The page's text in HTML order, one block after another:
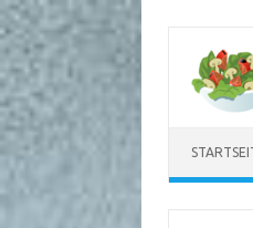
springen